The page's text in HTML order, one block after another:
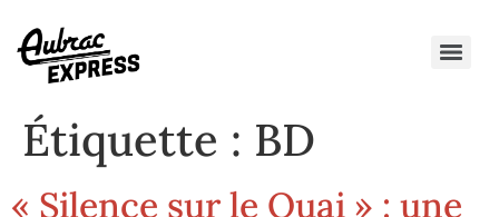
Étiquette : BD
« Silence sur le Quai » : une